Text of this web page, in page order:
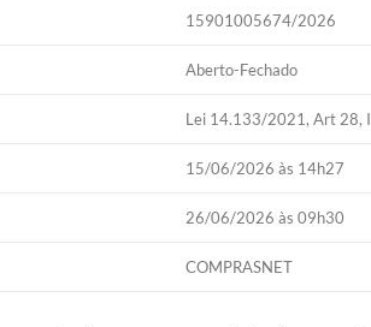
15901005674/2026
Aberto-Fechado
Lei 14.133/2021, Art 28, I
15/06/2026 às 14h27
26/06/2026 às 09h30
COMPRASNET